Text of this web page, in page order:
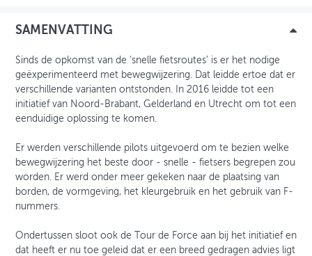
SAMENVATTING
Sinds de opkomst van de ‘snelle fietsroutes’ is er het nodige
geëxperimenteerd met bewegwijzering. Dat leidde ertoe dat er
verschillende varianten ontstonden. In 2016 leidde tot een
initiatief van Noord-Brabant, Gelderland en Utrecht om tot een
eenduidige oplossing te komen.
Er werden verschillende pilots uitgevoerd om te bezien welke
bewegwijzering het beste door - snelle - fietsers begrepen zou
worden. Er werd onder meer gekeken naar de plaatsing van
borden, de vormgeving, het kleurgebruik en het gebruik van F-
nummers.
Ondertussen sloot ook de Tour de Force aan bij het initiatief en
dat heeft er nu toe geleid dat er een breed gedragen advies ligt